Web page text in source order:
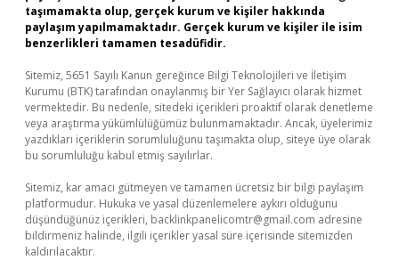
taşımamakta olup, gerçek kurum ve kişiler hakkında
paylaşım yapılmamaktadır. Gerçek kurum ve kişiler ile isim
benzerlikleri tamamen tesadüfidir.
Sitemiz, 5651 Sayılı Kanun gereğince Bilgi Teknolojileri ve İletişim
Kurumu (BTK) tarafından onaylanmış bir Yer Sağlayıcı olarak hizmet
vermektedir. Bu nedenle, sitedeki içerikleri proaktif olarak denetleme
veya araştırma yükümlülüğümüz bulunmamaktadır. Ancak, üyelerimiz
yazdıkları içeriklerin sorumluluğunu taşımakta olup, siteye üye olarak
bu sorumluluğu kabul etmiş sayılırlar.
Sitemiz, kar amacı gütmeyen ve tamamen ücretsiz bir bilgi paylaşım
platformudur. Hukuka ve yasal düzenlemelere aykırı olduğunu
düşündüğünüz içerikleri, backlinkpanelicomtr@gmail.com adresine
bildirmeniz halinde, ilgili içerikler yasal süre içerisinde sitemizden
kaldırılacaktır.